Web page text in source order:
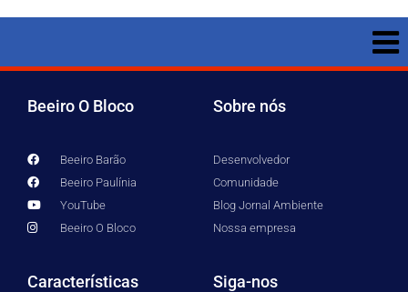
Beeiro O Bloco
Beeiro Barão
Beeiro Paulínia
YouTube
Beeiro O Bloco
Sobre nós
Desenvolvedor
Comunidade
Blog Jornal Ambiente
Nossa empresa
Características Siga-nos